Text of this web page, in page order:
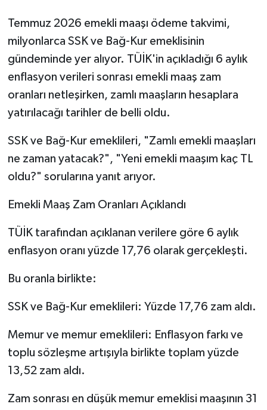
Temmuz 2026 emekli maaşı ödeme takvimi,
milyonlarca SSK ve Bağ-Kur emeklisinin
gündeminde yer alıyor. TÜİK'in açıkladığı 6 aylık
enflasyon verileri sonrası emekli maaş zam
oranları netleşirken, zamlı maaşların hesaplara
yatırılacağı tarihler de belli oldu.
SSK ve Bağ-Kur emeklileri, "Zamlı emekli maaşları
ne zaman yatacak?", "Yeni emekli maaşım kaç TL
oldu?" sorularına yanıt arıyor.
Emekli Maaş Zam Oranları Açıklandı
TÜİK tarafından açıklanan verilere göre 6 aylık
enflasyon oranı yüzde 17,76 olarak gerçekleşti.
Bu oranla birlikte:
SSK ve Bağ-Kur emeklileri: Yüzde 17,76 zam aldı.
Memur ve memur emeklileri: Enflasyon farkı ve
toplu sözleşme artışıyla birlikte toplam yüzde
13,52 zam aldı.
Zam sonrası en düşük memur emeklisi maaşının 31